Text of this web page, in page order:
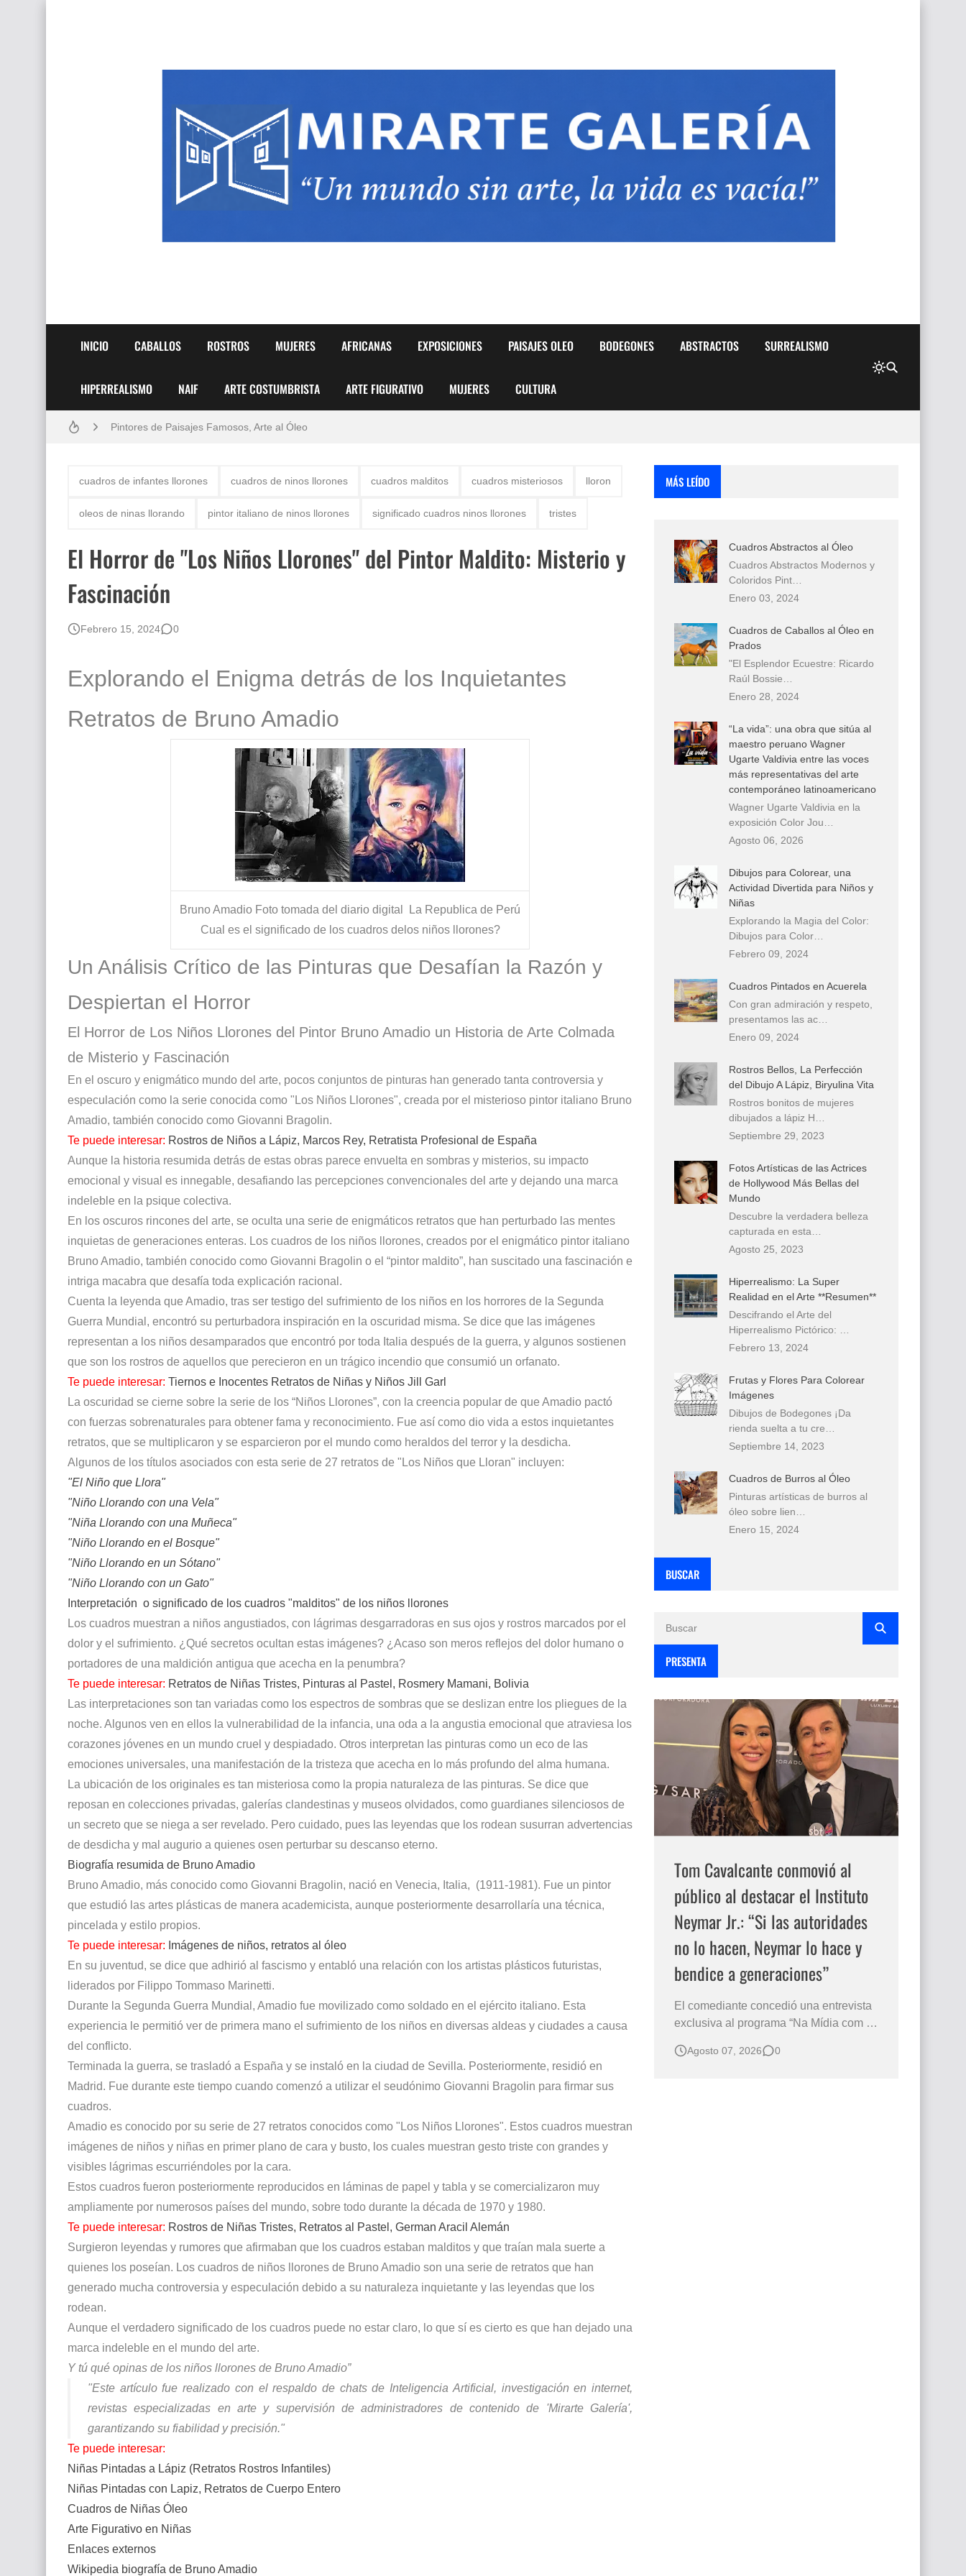
INICIO CABALLOS ROSTROS MUJERES AFRICANAS EXPOSICIONES PAISAJES OLEO BODEGONES ABSTRACTOS SURREALISMO
HIPERREALISMO NAIF ARTE COSTUMBRISTA ARTE FIGURATIVO MUJERES CULTURA
Frutas y Flores Para Colorear Imágenes
Pintores de Paisajes Famosos, Arte al Óleo
San Valentín Dibujos a Lápiz del 14 de Febrero
Rostros Bellos, La Perfección del Dibujo A Lápiz, Biryulina Vita
Fotos Artísticas de las Actrices de Hollywood Más Bellas del Mundo
El mundo del arte en pintura surrealista
cuadros de infantes llorones cuadros de ninos llorones cuadros malditos cuadros misteriosos lloron
oleos de ninas llorando pintor italiano de ninos llorones significado cuadros ninos llorones tristes
El Horror de "Los Niños Llorones" del Pintor Maldito: Misterio y
Fascinación
Febrero 15, 2024 0
Explorando el Enigma detrás de los Inquietantes
Retratos de Bruno Amadio
Bruno Amadio Foto tomada del diario digital La Republica de Perú
Cual es el significado de los cuadros delos niños llorones?
Un Análisis Crítico de las Pinturas que Desafían la Razón y
Despiertan el Horror
El Horror de Los Niños Llorones del Pintor Bruno Amadio un Historia de Arte Colmada
de Misterio y Fascinación
En el oscuro y enigmático mundo del arte, pocos conjuntos de pinturas han generado tanta controversia y
especulación como la serie conocida como "Los Niños Llorones", creada por el misterioso pintor italiano Bruno
Amadio, también conocido como Giovanni Bragolin.
Te puede interesar: Rostros de Niños a Lápiz, Marcos Rey, Retratista Profesional de España
Aunque la historia resumida detrás de estas obras parece envuelta en sombras y misterios, su impacto
emocional y visual es innegable, desafiando las percepciones convencionales del arte y dejando una marca
indeleble en la psique colectiva.
En los oscuros rincones del arte, se oculta una serie de enigmáticos retratos que han perturbado las mentes
inquietas de generaciones enteras. Los cuadros de los niños llorones, creados por el enigmático pintor italiano
Bruno Amadio, también conocido como Giovanni Bragolin o el “pintor maldito”, han suscitado una fascinación e
intriga macabra que desafía toda explicación racional.
Cuenta la leyenda que Amadio, tras ser testigo del sufrimiento de los niños en los horrores de la Segunda
Guerra Mundial, encontró su perturbadora inspiración en la oscuridad misma. Se dice que las imágenes
representan a los niños desamparados que encontró por toda Italia después de la guerra, y algunos sostienen
que son los rostros de aquellos que perecieron en un trágico incendio que consumió un orfanato.
Te puede interesar: Tiernos e Inocentes Retratos de Niñas y Niños Jill Garl
La oscuridad se cierne sobre la serie de los “Niños Llorones”, con la creencia popular de que Amadio pactó
con fuerzas sobrenaturales para obtener fama y reconocimiento. Fue así como dio vida a estos inquietantes
retratos, que se multiplicaron y se esparcieron por el mundo como heraldos del terror y la desdicha.
Algunos de los títulos asociados con esta serie de 27 retratos de "Los Niños que Lloran" incluyen:
"El Niño que Llora"
"Niño Llorando con una Vela"
"Niña Llorando con una Muñeca"
"Niño Llorando en el Bosque"
"Niño Llorando en un Sótano"
"Niño Llorando con un Gato"
Interpretación o significado de los cuadros "malditos" de los niños llorones
Los cuadros muestran a niños angustiados, con lágrimas desgarradoras en sus ojos y rostros marcados por el
dolor y el sufrimiento. ¿Qué secretos ocultan estas imágenes? ¿Acaso son meros reflejos del dolor humano o
portadores de una maldición antigua que acecha en la penumbra?
Te puede interesar: Retratos de Niñas Tristes, Pinturas al Pastel, Rosmery Mamani, Bolivia
Las interpretaciones son tan variadas como los espectros de sombras que se deslizan entre los pliegues de la
noche. Algunos ven en ellos la vulnerabilidad de la infancia, una oda a la angustia emocional que atraviesa los
corazones jóvenes en un mundo cruel y despiadado. Otros interpretan las pinturas como un eco de las
emociones universales, una manifestación de la tristeza que acecha en lo más profundo del alma humana.
La ubicación de los originales es tan misteriosa como la propia naturaleza de las pinturas. Se dice que
reposan en colecciones privadas, galerías clandestinas y museos olvidados, como guardianes silenciosos de
un secreto que se niega a ser revelado. Pero cuidado, pues las leyendas que los rodean susurran advertencias
de desdicha y mal augurio a quienes osen perturbar su descanso eterno.
Biografía resumida de Bruno Amadio
Bruno Amadio, más conocido como Giovanni Bragolin, nació en Venecia, Italia, (1911-1981). Fue un pintor
que estudió las artes plásticas de manera academicista, aunque posteriormente desarrollaría una técnica,
pincelada y estilo propios.
Te puede interesar: Imágenes de niños, retratos al óleo
En su juventud, se dice que adhirió al fascismo y entabló una relación con los artistas plásticos futuristas,
liderados por Filippo Tommaso Marinetti.
Durante la Segunda Guerra Mundial, Amadio fue movilizado como soldado en el ejército italiano. Esta
experiencia le permitió ver de primera mano el sufrimiento de los niños en diversas aldeas y ciudades a causa
del conflicto.
Terminada la guerra, se trasladó a España y se instaló en la ciudad de Sevilla. Posteriormente, residió en
Madrid. Fue durante este tiempo cuando comenzó a utilizar el seudónimo Giovanni Bragolin para firmar sus
cuadros.
Amadio es conocido por su serie de 27 retratos conocidos como "Los Niños Llorones". Estos cuadros muestran
imágenes de niños y niñas en primer plano de cara y busto, los cuales muestran gesto triste con grandes y
visibles lágrimas escurriéndoles por la cara.
Estos cuadros fueron posteriormente reproducidos en láminas de papel y tabla y se comercializaron muy
ampliamente por numerosos países del mundo, sobre todo durante la década de 1970 y 1980.
Te puede interesar: Rostros de Niñas Tristes, Retratos al Pastel, German Aracil Alemán
Surgieron leyendas y rumores que afirmaban que los cuadros estaban malditos y que traían mala suerte a
quienes los poseían. Los cuadros de niños llorones de Bruno Amadio son una serie de retratos que han
generado mucha controversia y especulación debido a su naturaleza inquietante y las leyendas que los
rodean.
Aunque el verdadero significado de los cuadros puede no estar claro, lo que sí es cierto es que han dejado una
marca indeleble en el mundo del arte.
Y tú qué opinas de los niños llorones de Bruno Amadio”
"Este artículo fue realizado con el respaldo de chats de Inteligencia Artificial, investigación en internet,
revistas especializadas en arte y supervisión de administradores de contenido de 'Mirarte Galería',
garantizando su fiabilidad y precisión."
Te puede interesar:
Niñas Pintadas a Lápiz (Retratos Rostros Infantiles)
Niñas Pintadas con Lapiz, Retratos de Cuerpo Entero
Cuadros de Niñas Óleo
Arte Figurativo en Niñas
Enlaces externos
Wikipedia biografía de Bruno Amadio
MÁS LEÍDO
Cuadros Abstractos al Óleo
Cuadros Abstractos Modernos y
Coloridos Pint…
Enero 03, 2024
Cuadros de Caballos al Óleo en
Prados
"El Esplendor Ecuestre: Ricardo
Raúl Bossie…
Enero 28, 2024
“La vida”: una obra que sitúa al
maestro peruano Wagner
Ugarte Valdivia entre las voces
más representativas del arte
contemporáneo latinoamericano
Wagner Ugarte Valdivia en la
exposición Color Jou…
Agosto 06, 2026
Dibujos para Colorear, una
Actividad Divertida para Niños y
Niñas
Explorando la Magia del Color:
Dibujos para Color…
Febrero 09, 2024
Cuadros Pintados en Acuerela
Con gran admiración y respeto,
presentamos las ac…
Enero 09, 2024
Rostros Bellos, La Perfección
del Dibujo A Lápiz, Biryulina Vita
Rostros bonitos de mujeres
dibujados a lápiz H…
Septiembre 29, 2023
Fotos Artísticas de las Actrices
de Hollywood Más Bellas del
Mundo
Descubre la verdadera belleza
capturada en esta…
Agosto 25, 2023
Hiperrealismo: La Super
Realidad en el Arte **Resumen**
Descifrando el Arte del
Hiperrealismo Pictórico: …
Febrero 13, 2024
Frutas y Flores Para Colorear
Imágenes
Dibujos de Bodegones ¡Da
rienda suelta a tu cre…
Septiembre 14, 2023
Cuadros de Burros al Óleo
Pinturas artísticas de burros al
óleo sobre lien…
Enero 15, 2024
BUSCAR
PRESENTA
Tom Cavalcante conmovió al
público al destacar el Instituto
Neymar Jr.: “Si las autoridades
no lo hacen, Neymar lo hace y
bendice a generaciones”
El comediante concedió una entrevista
exclusiva al programa “Na Mídia com a
Subasta del Instituto Neymar Jr., uno de
Agosto 07, 2026 0